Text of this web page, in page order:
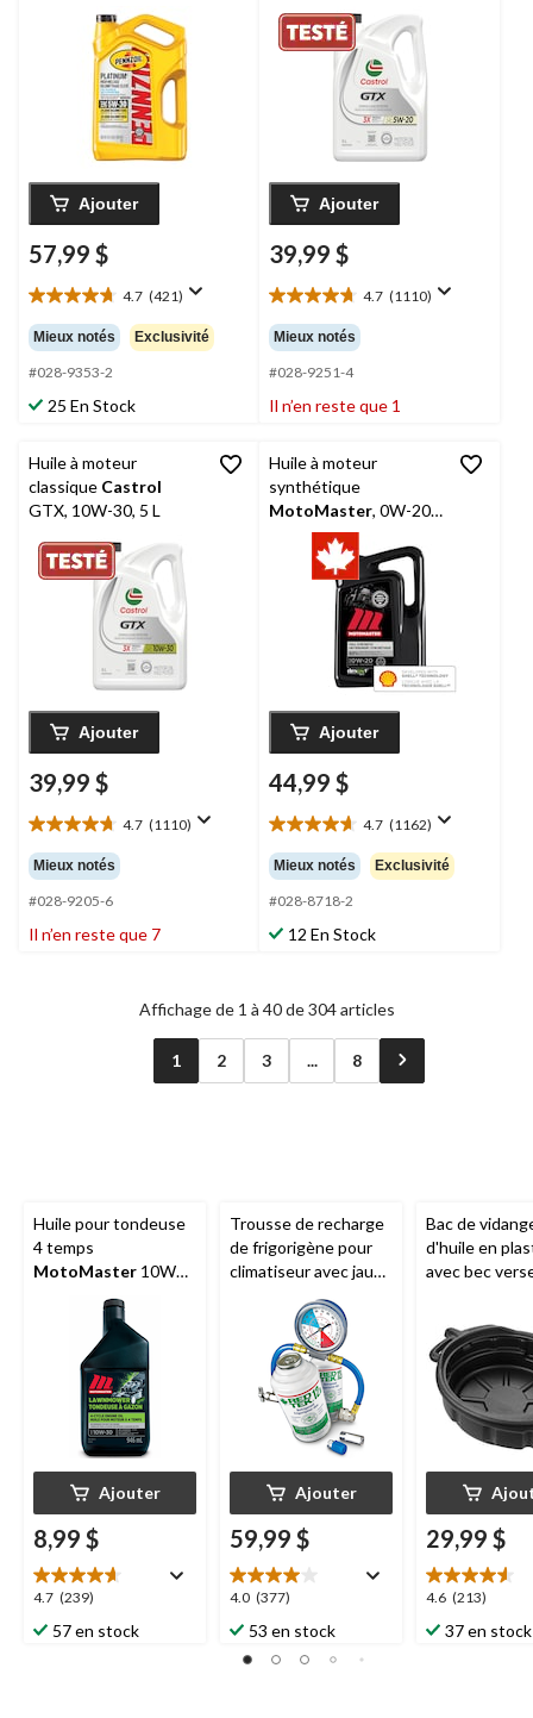
Ajouter
57,99 $
4.7 (421)
4.7
étoile(s)
sur
5.
421
évaluations
Mieux notés Exclusivité
#028-9353-2
25 En Stock
Ajouter
39,99 $
4.7 (1110)
4.7
étoile(s)
sur
5.
1110
évaluations
Mieux notés
#028-9251-4
Il n’en reste que 1
Huile à moteur
classique Castrol
GTX, 10W-30, 5 L
Ajouter
39,99 $
4.7 (1110)
4.7
étoile(s)
sur
5.
1110
évaluations
Mieux notés
#028-9205-6
Il n’en reste que 7
Huile à moteur
synthétique
MotoMaster, 0W-20,
Ajouter
44,99 $
4.7 (1162)
4.7
étoile(s)
sur
5.
1162
évaluations
Mieux notés Exclusivité
#028-8718-2
12 En Stock
Affichage de 1 à 40 de 304 articles
1 2 3 ... 8
Huile pour tondeuse
4 temps
MotoMaster 10W30
Ajouter
8,99 $
4.7 (239)
4.7
étoile(s)
sur
57 en stock
Trousse de recharge
de frigorigène pour
climatiseur avec jauge
12a, 6 oz
Ajouter
59,99 $
4.0 (377)
4.0
étoile(s)
sur
5.
53 en stock
Bac de
d'huile en
avec bec
29,99 $
4.6 (213)
4.6
étoile(s)
sur
37 en stock